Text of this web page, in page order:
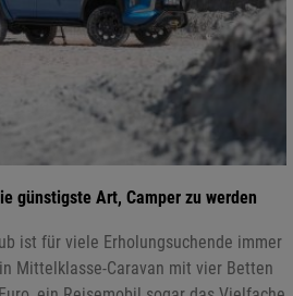
günstigste Art, Camper zu werden
ist für viele Erholungsuchende immer
Mittelklasse-Caravan mit vier Betten